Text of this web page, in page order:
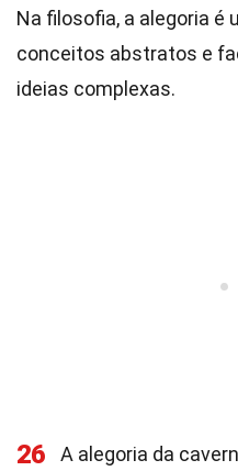
Na filosofia, a alegoria é
conceitos abstratos e
ideias complexas.
26
A alegoria da